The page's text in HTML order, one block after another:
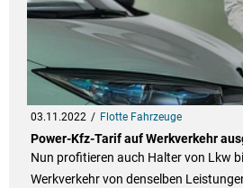
03.11.2022 Flotte Fahrzeuge
Power-Kfz-Tarif auf Werkverkehr
Nun profitieren auch Halter von Lkw
Werkverkehr von denselben